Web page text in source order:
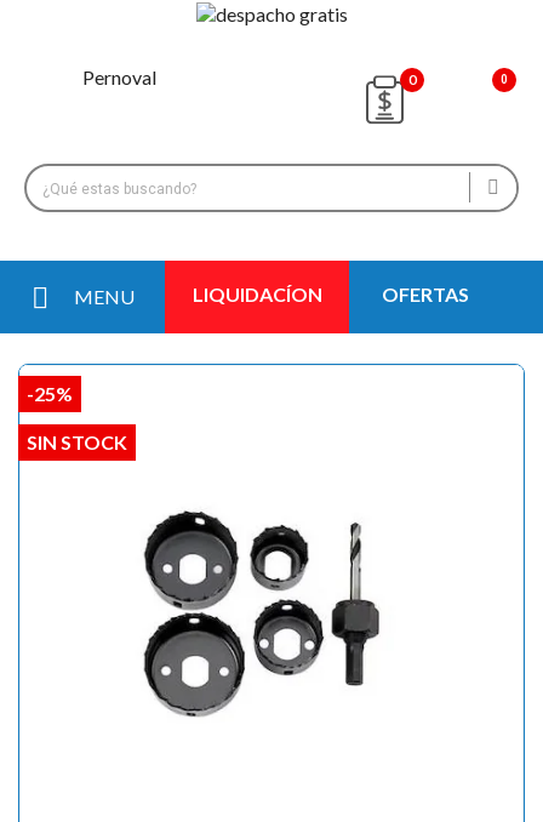
0
MENU LIQUIDACÍON OFERTAS
-25%
SIN STOCK